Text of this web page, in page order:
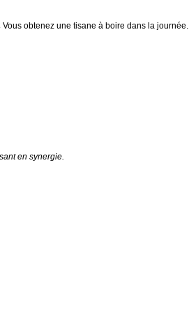
Vous obtenez une tisane à boire dans la journée.
en synergie.